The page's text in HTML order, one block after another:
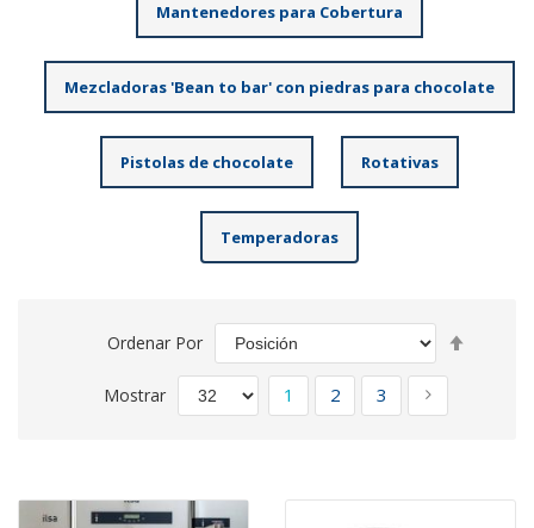
Mantenedores para Cobertura
Mezcladoras 'Bean to bar' con piedras para chocolate
Pistolas de chocolate Rotativas
Temperadoras
Ordenar Por
Mostrar
Página
Actualmente estás leyendo
1 Página
2 Página
3 Página
Siguiente